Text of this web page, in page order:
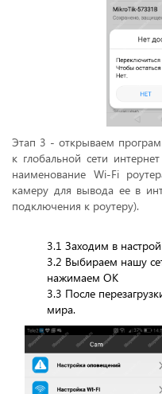
Этап 3 - открываем
к глобальной сети
наименование Wi-Fi
камеру для вывода ее в
подключения к роутеру).
3.1 Заходим в
3.2 Выбираем нашу
нажимаем ОК
3.3 После
мира.